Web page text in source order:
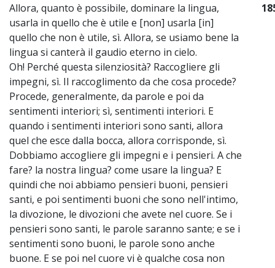
Allora, quanto è possibile, dominare la lingua,
usarla in quello che è utile e [non] usarla [in]
quello che non è utile, sì. Allora, se usiamo bene la
lingua si canterà il gaudio eterno in cielo.
Oh! Perché questa silenziosità? Raccogliere gli
impegni, sì. Il raccoglimento da che cosa procede?
Procede, generalmente, da parole e poi da
sentimenti interiori; sì, sentimenti interiori. E
quando i sentimenti interiori sono santi, allora
quel che esce dalla bocca, allora corrisponde, sì.
Dobbiamo accogliere gli impegni e i pensieri. A che
fare? la nostra lingua? come usare la lingua? E
quindi che noi abbiamo pensieri buoni, pensieri
santi, e poi sentimenti buoni che sono nell'intimo,
la divozione, le divozioni che avete nel cuore. Se i
pensieri sono santi, le parole saranno sante; e se i
sentimenti sono buoni, le parole sono anche
buone. E se poi nel cuore vi è qualche cosa non